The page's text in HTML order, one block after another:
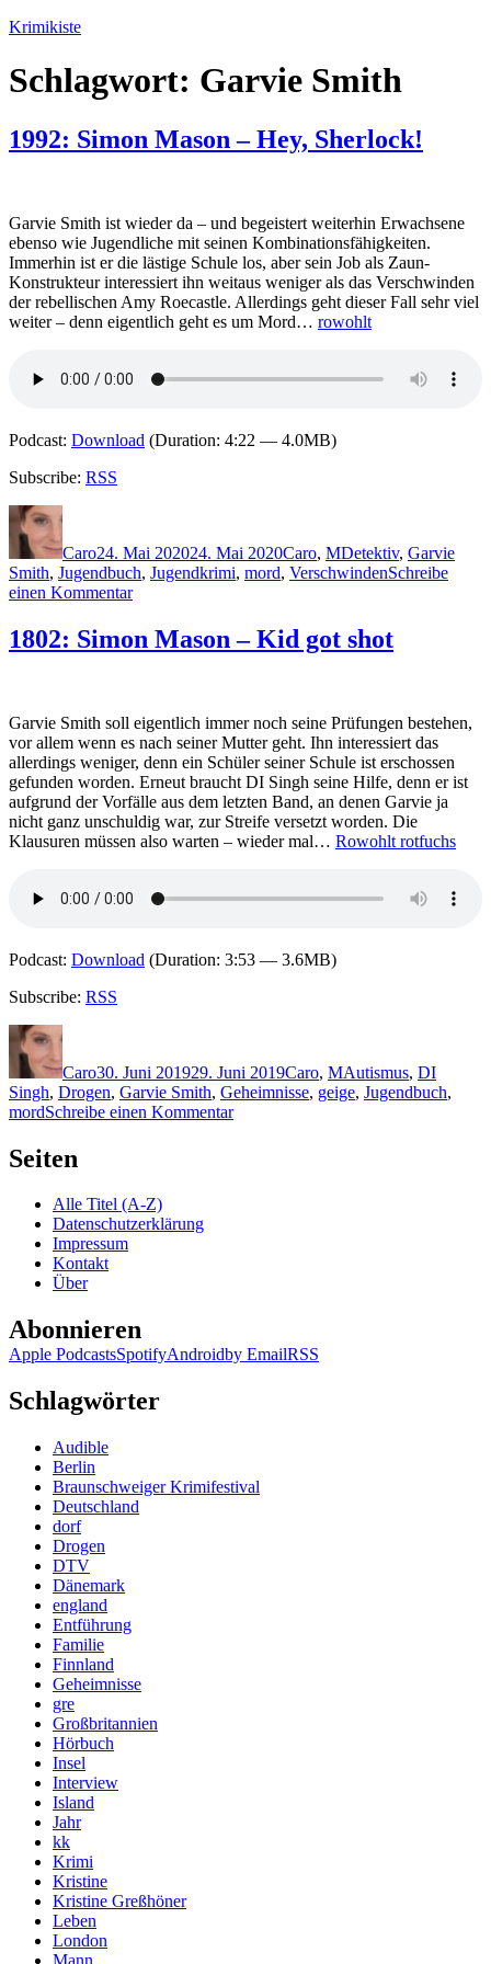
Zum
springen
Krimikiste
Schlagwort: Garvie Smith
1992: Simon Mason – Hey, Sherlock!
Garvie Smith ist wieder da – und begeistert weiterhin Erwachsene
ebenso wie Jugendliche mit seinen Kombinationsfähigkeiten.
Immerhin ist er die lästige Schule los, aber sein Job als Zaun-
Konstrukteur interessiert ihn weitaus weniger als das Verschwinden
der rebellischen Amy Roecastle. Allerdings geht dieser Fall sehr viel
weiter – denn eigentlich geht es um Mord… rowohlt
Podcast: Download (Duration: 4:22 — 4.0MB)
Subscribe: RSS
Autor
Caro24. Mai 202024. Mai 2020Caro, MDetektiv, Garvie
Smith, Jugendbuch, Jugendkrimi, mord, VerschwindenSchreibe
einen Kommentarzu
Simon
Mason
1802: Simon Mason – Kid got shot
Garvie Smith soll eigentlich immer noch seine Prüfungen bestehen,
vor allem wenn es nach seiner Mutter geht. Ihn interessiert das
allerdings weniger, denn ein Schüler seiner Schule ist erschossen
gefunden worden. Erneut braucht DI Singh seine Hilfe, denn er ist
aufgrund der Vorfälle aus dem letzten Band, an denen Garvie ja
nicht ganz unschuldig war, zur Streife versetzt worden. Die
Klausuren müssen also warten – wieder mal… Rowohlt rotfuchs
Podcast: Download (Duration: 3:53 — 3.6MB)
Subscribe: RSS
Autor
Caro30. Juni 201929. Juni 2019Caro, MAutismus, DI
Singh, Drogen, Garvie Smith, Geheimnisse, geige, Jugendbuch,
mordSchreibe einen Kommentarzu
Seiten
Alle Titel (A-Z)
Datenschutzerklärung
Impressum
Kontakt
Über
Abonnieren
Apple PodcastsSpotifyAndroidby EmailRSS
Schlagwörter
Audible
Berlin
Braunschweiger Krimifestival
Deutschland
dorf
Drogen
DTV
Dänemark
england
Entführung
Familie
Finnland
Geheimnisse
gre
Großbritannien
Hörbuch
Insel
Interview
Island
Jahr
kk
Krimi
Kristine
Kristine Greßhöner
Leben
London